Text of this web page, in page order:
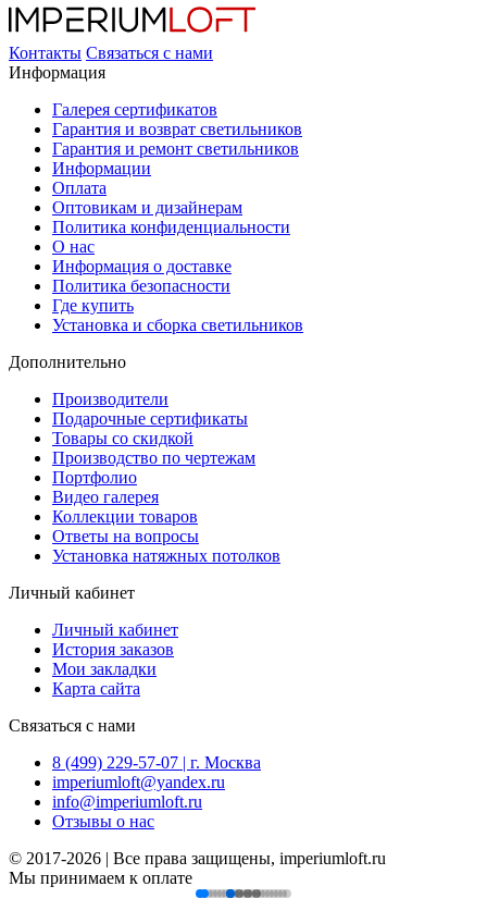
Контакты Связаться с нами
Информация
Галерея сертификатов
Гарантия и возврат светильников
Гарантия и ремонт светильников
Информации
Оплата
Оптовикам и дизайнерам
Политика конфиденциальности
О нас
Информация о доставке
Политика безопасности
Где купить
Установка и сборка светильников
Дополнительно
Производители
Подарочные сертификаты
Товары со скидкой
Производство по чертежам
Портфолио
Видео галерея
Коллекции товаров
Ответы на вопросы
Установка натяжных потолков
Личный кабинет
Личный кабинет
История заказов
Мои закладки
Карта сайта
Связаться с нами
8 (499) 229-57-07 | г. Москва
imperiumloft@yandex.ru
info@imperiumloft.ru
Отзывы о нас
© 2017-2026 | Все права защищены, imperiumloft.ru
Мы принимаем к оплате